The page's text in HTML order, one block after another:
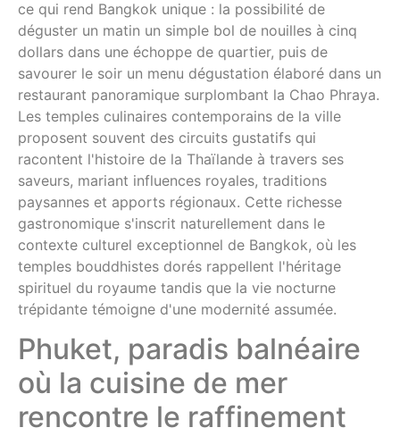
ce qui rend Bangkok unique : la possibilité de
déguster un matin un simple bol de nouilles à cinq
dollars dans une échoppe de quartier, puis de
savourer le soir un menu dégustation élaboré dans un
restaurant panoramique surplombant la Chao Phraya.
Les temples culinaires contemporains de la ville
proposent souvent des circuits gustatifs qui
racontent l'histoire de la Thaïlande à travers ses
saveurs, mariant influences royales, traditions
paysannes et apports régionaux. Cette richesse
gastronomique s'inscrit naturellement dans le
contexte culturel exceptionnel de Bangkok, où les
temples bouddhistes dorés rappellent l'héritage
spirituel du royaume tandis que la vie nocturne
trépidante témoigne d'une modernité assumée.
Phuket, paradis balnéaire
où la cuisine de mer
rencontre le raffinement